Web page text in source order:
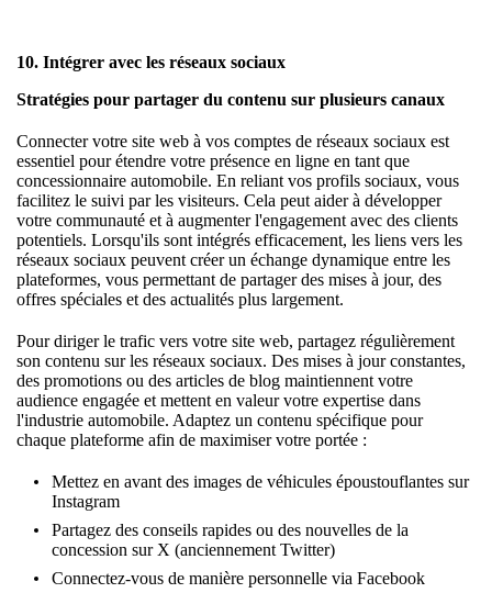
10. Intégrer avec les réseaux sociaux
Stratégies pour partager du contenu sur plusieurs canaux
Connecter votre site web à vos comptes de réseaux sociaux est
essentiel pour étendre votre présence en ligne en tant que
concessionnaire automobile. En reliant vos profils sociaux, vous
facilitez le suivi par les visiteurs. Cela peut aider à développer
votre communauté et à augmenter l'engagement avec des clients
potentiels. Lorsqu'ils sont intégrés efficacement, les liens vers les
réseaux sociaux peuvent créer un échange dynamique entre les
plateformes, vous permettant de partager des mises à jour, des
offres spéciales et des actualités plus largement.
Pour diriger le trafic vers votre site web, partagez régulièrement
son contenu sur les réseaux sociaux. Des mises à jour constantes,
des promotions ou des articles de blog maintiennent votre
audience engagée et mettent en valeur votre expertise dans
l'industrie automobile. Adaptez un contenu spécifique pour
chaque plateforme afin de maximiser votre portée :
Mettez en avant des images de véhicules époustouflantes sur
Instagram
Partagez des conseils rapides ou des nouvelles de la
concession sur X (anciennement Twitter)
Connectez-vous de manière personnelle via Facebook